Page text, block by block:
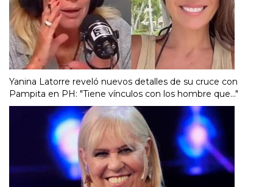
Yanina Latorre reveló nuevos detalles de su cruce con
Pampita en PH: "Tiene vínculos con los hombre que..."